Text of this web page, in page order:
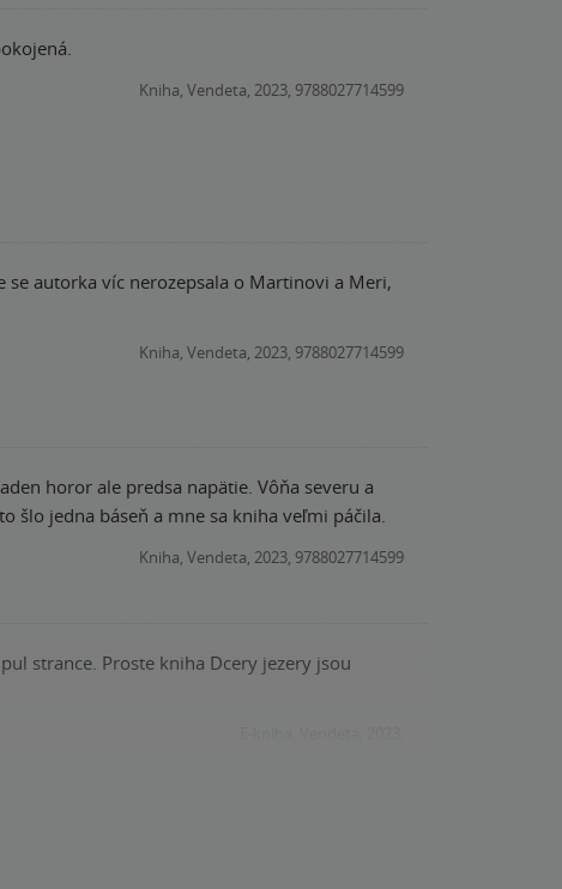
Kniha, Vendeta, 2023, 9788027714599
Kniha, Vendeta, 2023, 9788027714599
horor ale predsa napätie. Vôňa severu a
šlo jedna báseň a mne sa kniha veľmi páčila.
Kniha, Vendeta, 2023, 9788027714599
strance. Proste kniha Dcery jezery jsou